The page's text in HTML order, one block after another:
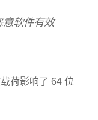
软件有效
荷影响了 64 位